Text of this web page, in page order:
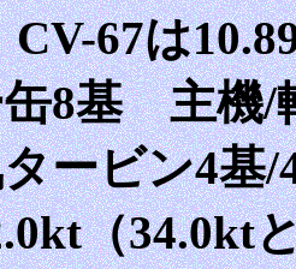
CV-67は
8基 主機/
タービン4
（34.0kt